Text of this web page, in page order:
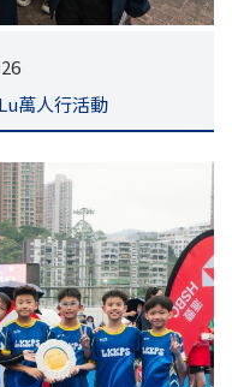
萬人行活動